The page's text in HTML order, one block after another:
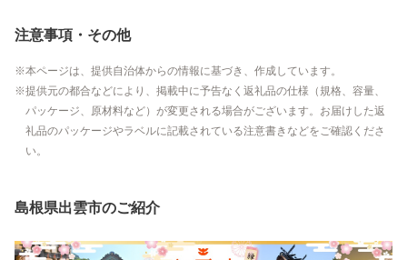
注意事項・その他
本ページは、提供自治体からの情報に基づき、作成しています。
提供元の都合などにより、掲載中に予告なく返礼品の仕様（規格、容量、
パッケージ、原材料など）が変更される場合がございます。お届けした返
礼品のパッケージやラベルに記載されている注意書きなどをご確認くださ
い。
島根県出雲市のご紹介